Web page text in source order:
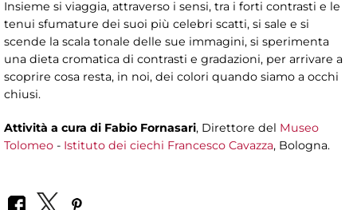
Insieme si viaggia, attraverso i sensi, tra i forti contrasti e le
tenui sfumature dei suoi più celebri scatti, si sale e si
scende la scala tonale delle sue immagini, si sperimenta
una dieta cromatica di contrasti e gradazioni, per arrivare a
scoprire cosa resta, in noi, dei colori quando siamo a occhi
chiusi.
Attività a cura di Fabio Fornasari, Direttore del Museo
Tolomeo - Istituto dei ciechi Francesco Cavazza, Bologna.